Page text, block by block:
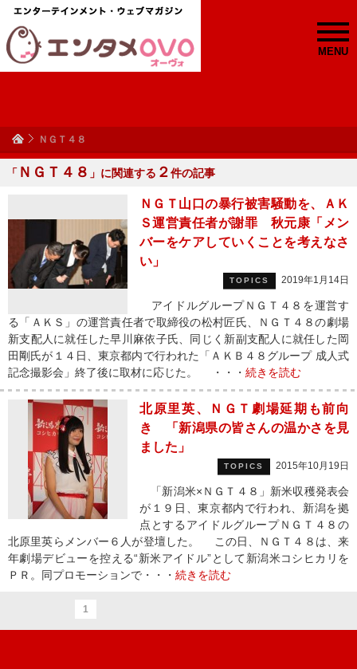
MENU
ＮＧＴ４８
「 ＮＧＴ４８ 」に関連する ２件の記事
ＮＧＴ山口の暴行被害騒動を、ＡＫ
Ｓ運営責任者が謝罪 秋元康「メン
バーをケアしていくことを考えなさ
い」
TOPICS 2019年1月14日
アイドルグループＮＧＴ４８を運営す
る「ＡＫＳ」の運営責任者で取締役の松村匠氏、ＮＧＴ４８の劇場
新支配人に就任した早川麻依子氏、同じく新副支配人に就任した岡
田剛氏が１４日、東京都内で行われた「ＡＫＢ４８グループ 成人式
記念撮影会」終了後に取材に応じた。 ・・・ 続きを読む
北原里英、ＮＧＴ劇場延期も前向
き 「新潟県の皆さんの温かさを見
ました」
TOPICS 2015年10月19日
「新潟米×ＮＧＴ４８」新米収穫発表会
が１９日、東京都内で行われ、新潟を拠
点とするアイドルグループＮＧＴ４８の
北原里英らメンバー６人が登壇した。 この日、ＮＧＴ４８は、来
年劇場デビューを控える“新米アイドル”として新潟米コシヒカリを
ＰＲ。同プロモーションで・・・ 続きを読む
1